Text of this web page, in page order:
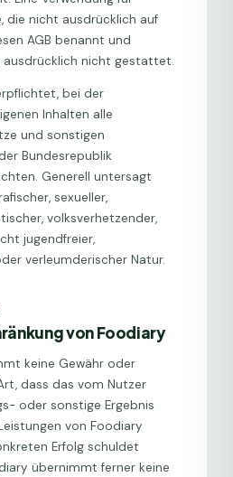
die nicht ausdrücklich auf
AGB benannt und
ausdrücklich nicht gestattet.
bei der
Inhalten alle
und sonstigen
Bundesrepublik
Generell untersagt
sexueller,
volksverhetzender,
jugendfreier,
verleumderischer Natur.
von Foodiary
keine Gewähr oder
dass das vom Nutzer
oder sonstige Ergebnis
von Foodiary
Erfolg schuldet
übernimmt ferner keine